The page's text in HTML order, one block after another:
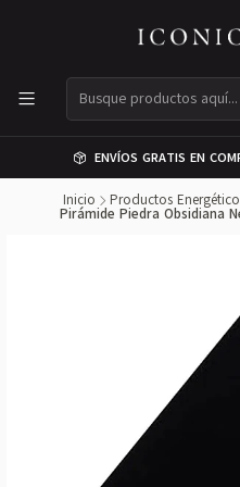
ENVÍOS GRATIS EN
Inicio Productos
Pirámide Piedra Obsidiana